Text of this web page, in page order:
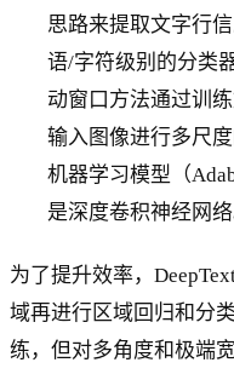
思路来提取文字行
语/字符级别的分类
动窗口方法通过训
输入图像进行多尺
机器学习模型（
是深度卷积神经网络
为了提升效率，
域再进行区域回归和分
练，但对多角度和极端